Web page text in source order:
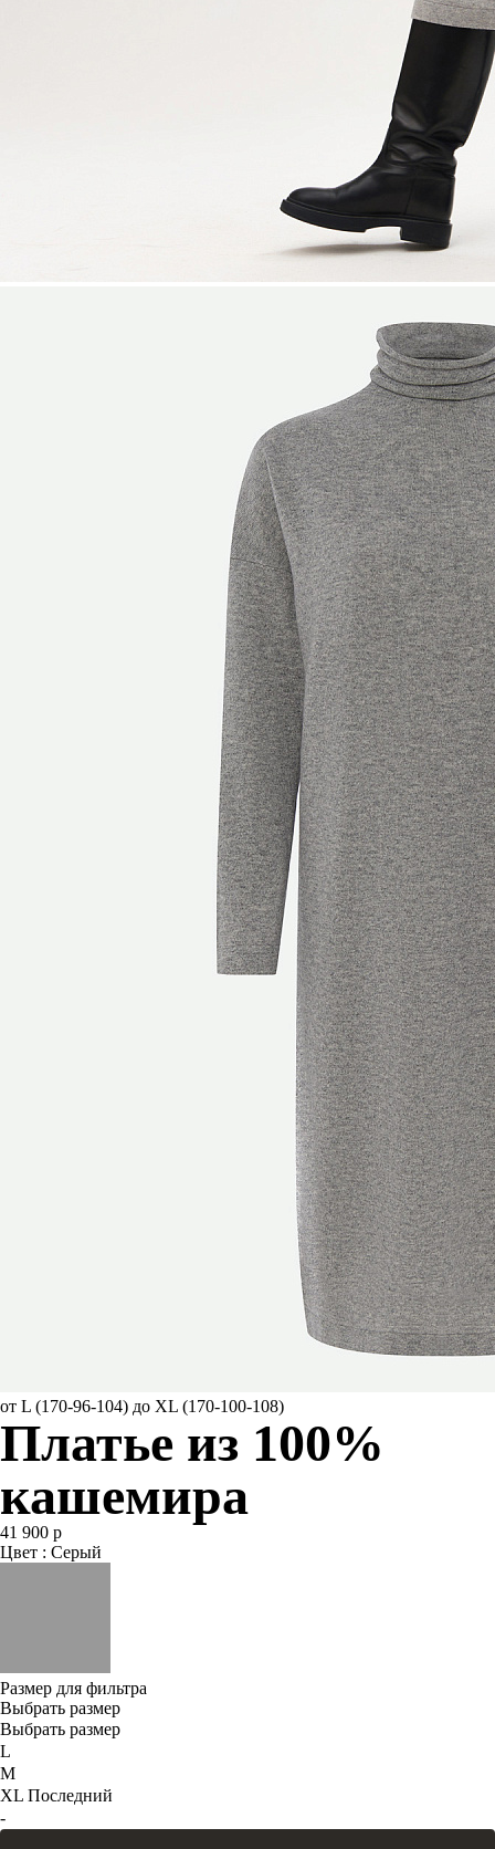
от L (170-96-104) до XL (170-100-108)
Платье из 100%
кашемира
41 900 р
Цвет : Серый
Размер для фильтра
Выбрать размер
Выбрать размер
L
M
XL Последний
-